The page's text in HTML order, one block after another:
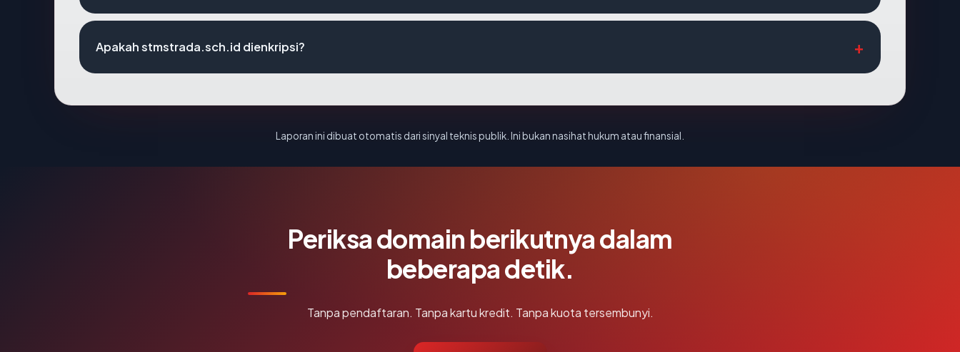
Apakah stmstrada.sch.id dienkripsi?
Laporan ini dibuat otomatis dari sinyal teknis publik. Ini bukan nasihat hukum atau finansial.
Periksa domain berikutnya dalam
beberapa detik.
Tanpa pendaftaran. Tanpa kartu kredit. Tanpa kuota tersembunyi.